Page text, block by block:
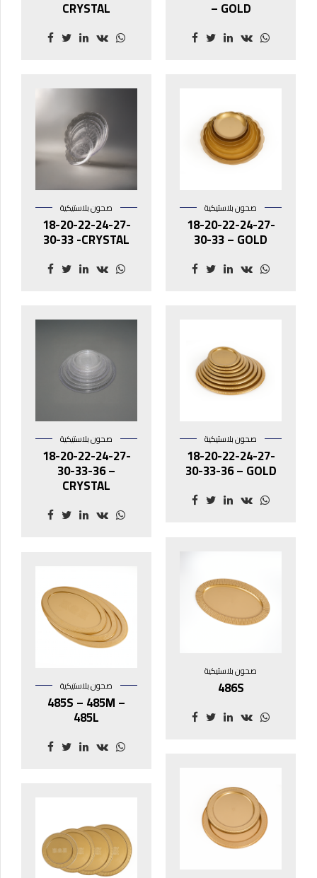
CRYSTAL – GOLD
صحون بلاستيكية
18-20-22-24-27-
30-33 -CRYSTAL
صحون بلاستيكية
18-20-22-24-27-
30-33 – GOLD
صحون بلاستيكية
18-20-22-24-27-
30-33-36 –
CRYSTAL
صحون بلاستيكية
18-20-22-24-27-
30-33-36 – GOLD
صحون بلاستيكية
486S صحون بلاستيكية
485S – 485M –
485L